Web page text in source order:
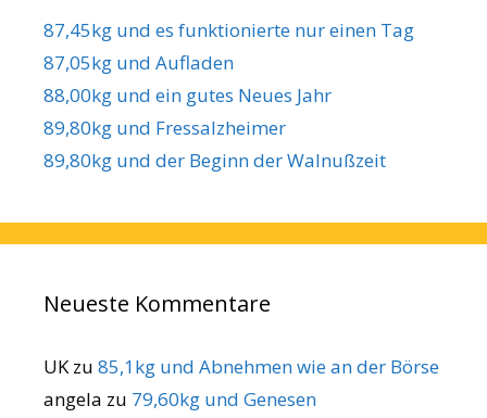
87,45kg und es funktionierte nur einen Tag
87,05kg und Aufladen
88,00kg und ein gutes Neues Jahr
89,80kg und Fressalzheimer
89,80kg und der Beginn der Walnußzeit
Neueste Kommentare
UKzu 85,1kg und Abnehmen wie an der Börse
angela zu 79,60kg und Genesen